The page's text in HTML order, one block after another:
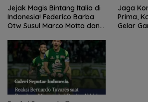
Jejak Magis Bintang Italia di
Indonesia! Federico Barba
Otw Susul Marco Motta dan
Trofi?
Jaga
Prima,
Gelar